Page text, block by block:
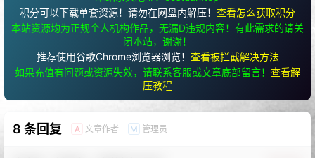
积分可以下载单套资源！请勿在网盘内解压！ 查看怎么获取积分
本站资源均为正规个人机构作品，无漏D违规内容！有此需求的请关
闭本站，谢谢！
推荐使用谷歌Chrome浏览器浏览！ 查看被拦截解决方法
如果充值有问题或资源失效，请联系客服或文章底部留言！ 查看解
压教程
8 条回复 A 文章作者 M 管理员